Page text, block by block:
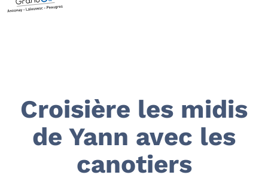
Croisière les midis
de Yann avec les
canotiers